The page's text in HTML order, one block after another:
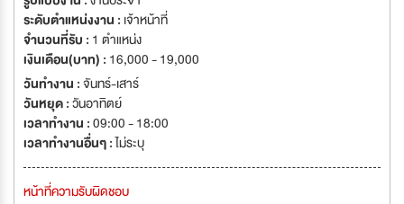
ระดับตำแหน่งงาน : เจ้าหน้าที่
จำนวนที่รับ : 1 ตำแหน่ง
เงินเดือน(บาท) : 16,000 - 19,000
วันทำงาน :จันทร์-เสาร์
วันหยุด :วันอาทิตย์
เวลาทำงาน :09:00 - 18:00
เวลาทำงานอื่นๆ :ไม่ระบุ
หน้าที่ความรับผิดชอบ